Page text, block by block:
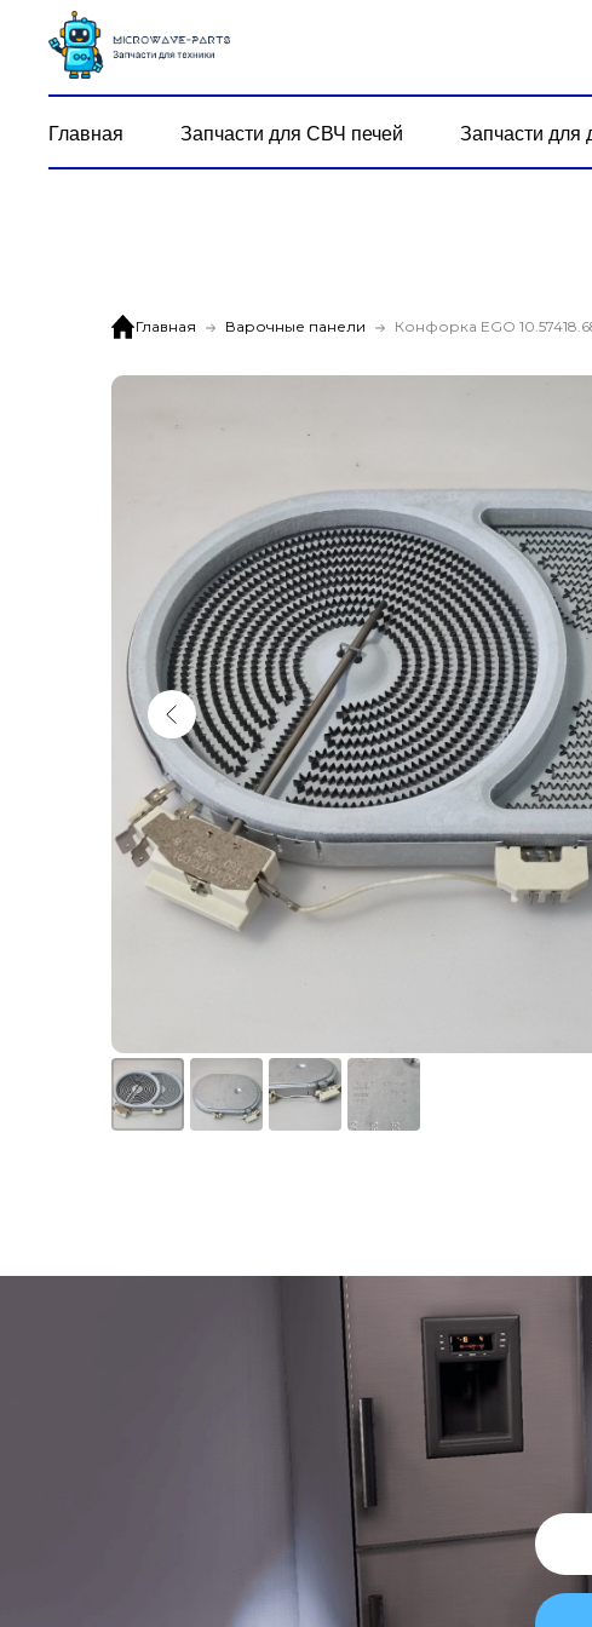
Главная Запчасти для СВЧ печей Запчасти для
Главная Варочные панели Конфорка EGO